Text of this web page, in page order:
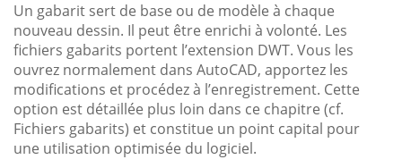
Un gabarit sert de base ou de modèle à chaque
nouveau dessin. Il peut être enrichi à volonté. Les
fichiers gabarits portent l’extension DWT. Vous les
ouvrez normalement dans AutoCAD, apportez les
modifications et procédez à l’enregistrement. Cette
option est détaillée plus loin dans ce chapitre (cf.
Fichiers gabarits) et constitue un point capital pour
une utilisation optimisée du logiciel.